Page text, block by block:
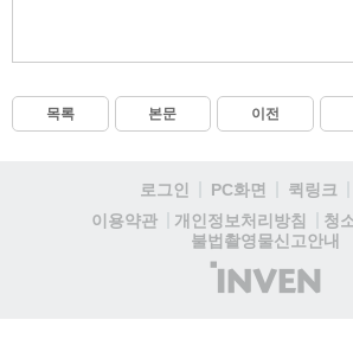
목록 본문 이전
로그인 PC화면 퀵링크
이용약관
개인정보처리방침
청
불법촬영물신고안내
(주)
인